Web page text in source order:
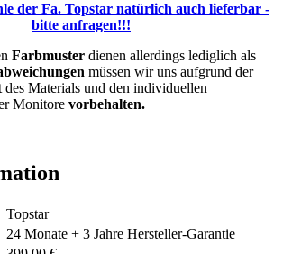
der Fa. Topstar natürlich auch lieferbar -
bitte anfragen!!!
Farbmuster dienen allerdings lediglich als
müssen wir uns aufgrund der
des Materials und den individuellen
Monitore vorbehalten.
Topstar
24 Monate + 3 Jahre Hersteller-Garantie